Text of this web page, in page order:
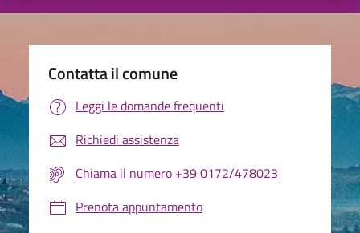
Contatta il comune
Leggi le domande frequenti
Richiedi assistenza
Chiama il numero +39 0172/478023
Prenota appuntamento